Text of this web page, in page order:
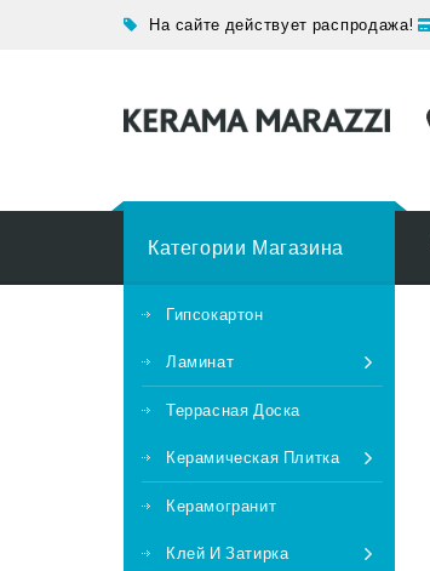
На сайте действует распродажа!
Категории Магазина
Гипсокартон
Ламинат
Террасная Доска
Керамическая Плитка
Керамогранит
Клей И Затирка